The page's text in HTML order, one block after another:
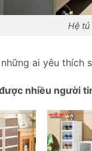
Hệ tủ
ai yêu thích
nhiều người